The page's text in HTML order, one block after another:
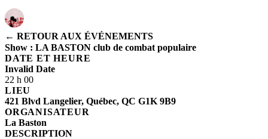
← RETOUR AUX ÉVÉNEMENTS
Show : LA BASTON club de combat populaire
DATE ET HEURE
Invalid Date
22 h 00
LIEU
421 Blvd Langelier, Québec, QC G1K 9B9
ORGANISATEUR
La Baston
DESCRIPTION